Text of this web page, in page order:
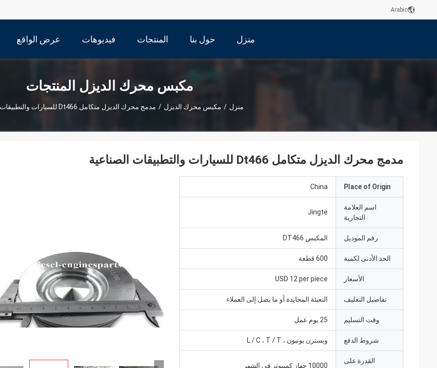
Arabic
منزل حول بنا المنتجات فيديوهات عرض الواقع
الافتراضي
مكبس محرك الديزل المنتجات
منزل / مكبس محرك الديزل / مدمج محرك الديزل متكامل Dt466 للسيارات والتطبيقات الصناعية
مدمج محرك الديزل متكامل Dt466 للسيارات والتطبيقات الصناعية
Place of Origin
China
اسم العلامة
التجارية
Jingte
رقم الموديل المكبس DT466
الحد الأدنى لكمية 600 قطعة
الأسعار USD 12 per piece
تفاصيل التغليف التعبئة المحايدة أو ما يصل إلى العملاء
وقت التسليم 25 يوم عمل
شروط الدفع ويسترن يونيون ، L / C ، T / T
القدرة على
10000 جهاز كمبيوتر في الشهر